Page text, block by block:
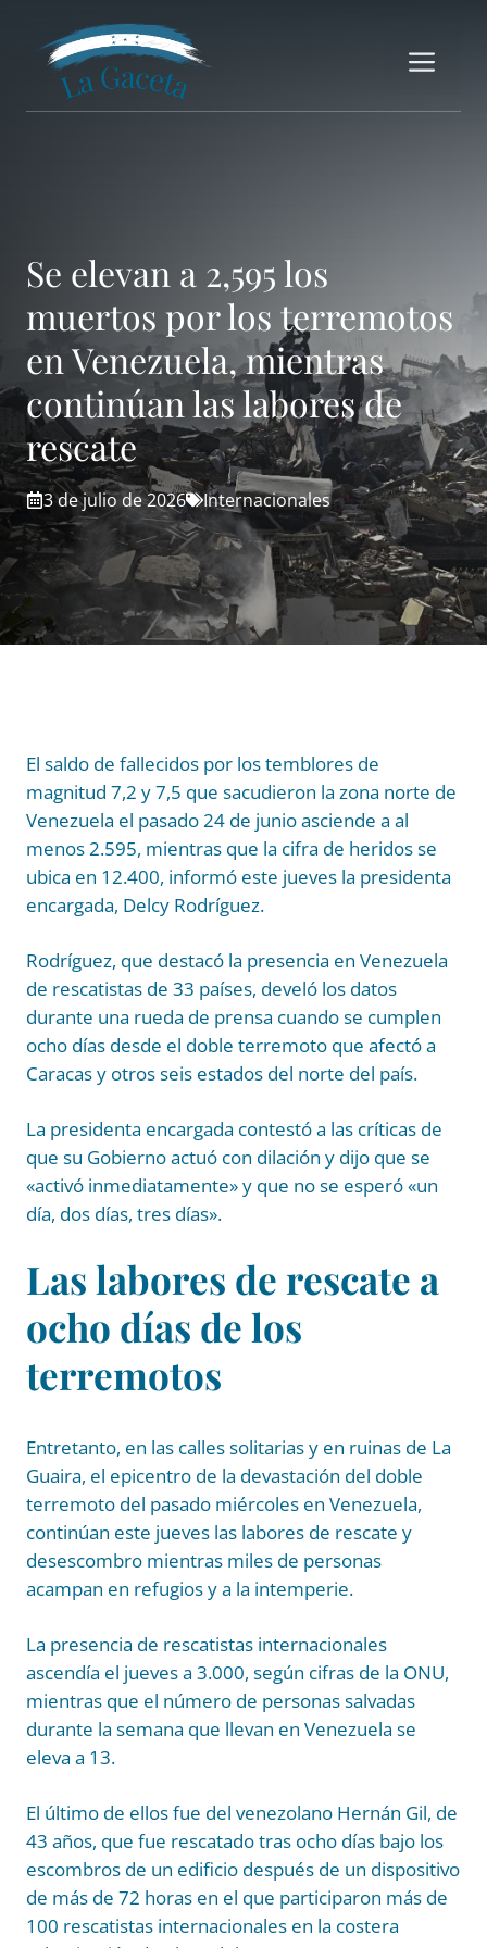
contenido
Se elevan a 2,595 los
muertos por los terremotos
en Venezuela, mientras
continúan las labores de
rescate
3 de julio de 2026 Internacionales
El saldo de fallecidos por los temblores de
magnitud 7,2 y 7,5 que sacudieron la zona norte de
Venezuela el pasado 24 de junio asciende a al
menos 2.595, mientras que la cifra de heridos se
ubica en 12.400, informó este jueves la presidenta
encargada, Delcy Rodríguez.
Rodríguez, que destacó la presencia en Venezuela
de rescatistas de 33 países, develó los datos
durante una rueda de prensa cuando se cumplen
ocho días desde el doble terremoto que afectó a
Caracas y otros seis estados del norte del país.
La presidenta encargada contestó a las críticas de
que su Gobierno actuó con dilación y dijo que se
«activó inmediatamente» y que no se esperó «un
día, dos días, tres días».
Las labores de rescate a
ocho días de los
terremotos
Entretanto, en las calles solitarias y en ruinas de La
Guaira, el epicentro de la devastación del doble
terremoto del pasado miércoles en Venezuela,
continúan este jueves las labores de rescate y
desescombro mientras miles de personas
acampan en refugios y a la intemperie.
La presencia de rescatistas internacionales
ascendía el jueves a 3.000, según cifras de la ONU,
mientras que el número de personas salvadas
durante la semana que llevan en Venezuela se
eleva a 13.
El último de ellos fue del venezolano Hernán Gil, de
43 años, que fue rescatado tras ocho días bajo los
escombros de un edificio después de un dispositivo
de más de 72 horas en el que participaron más de
100 rescatistas internacionales en la costera